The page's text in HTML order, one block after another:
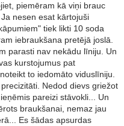
kā viņi brauc
tiek likti 10 soda
iebraukšana pretējā joslā.
parasti nav nekādu līniju. Un
kurstojumus pat
to iedomāto viduslīniju.
Nedod dievs griežot
pareizi stāvokli... Un
nemaz jau
Es šādas apsurdas